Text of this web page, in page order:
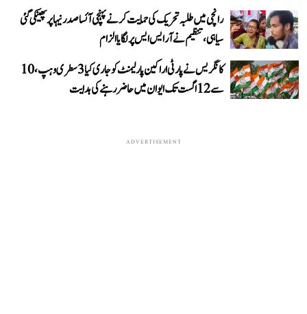
رانچی میں طلبہ تحریک کی حمایت کرنے پہنچی آئسا صدر نیہا پر پھینکی گئی
سیاہی، تنظیم نے آر ایس ایس پر لگایا الزام
کانگریس نے پارٹی اراکین پارلیمنٹ کو جاری کیا 3 سطری وہپ، 10
سے 12 اگست تک ایوان میں حاضر رہنے کی ہدایت
ADVERTISEMENT